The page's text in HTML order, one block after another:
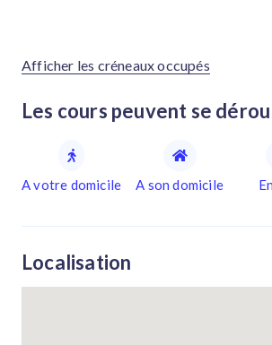
Afficher les créneaux occupés
Les cours peuvent se
A votre domicile A son domicile
Localisation